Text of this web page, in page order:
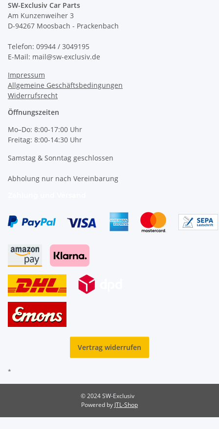
SW-Exclusiv Car Parts
Am Kunzenweiher 3
D-94267 Moosbach - Prackenbach
Telefon: 09944 / 3049195
E-Mail: mail@sw-exclusiv.de
Impressum
Allgemeine Geschäftsbedingungen
Widerrufsrecht
Öffnungszeiten
Mo–Do: 8:00-17:00 Uhr
Freitag: 8:00-14:30 Uhr
Samstag & Sonntag geschlossen
Abholung nur nach Vereinbarung
Vertrag widerrufen
*
© 2024 SW-Exclusiv
Powered by JTL-Shop